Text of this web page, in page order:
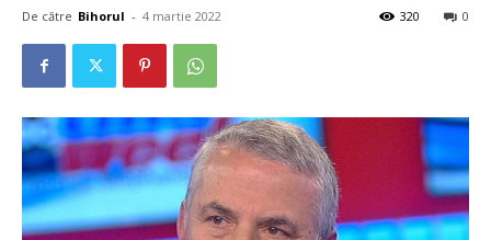
De către Bihorul - 4 martie 2022 0
320